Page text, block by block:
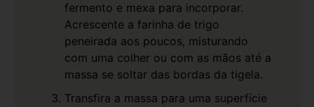
fermento e mexa para incorporar.
Acrescente a farinha de trigo
peneirada aos poucos, misturando
com uma colher ou com as mãos até a
massa se soltar das bordas da tigela.
Transfira a massa para uma superfície